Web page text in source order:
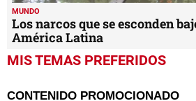
MUNDO
Los narcos que se esconden
América Latina
MIS TEMAS PREFERIDOS